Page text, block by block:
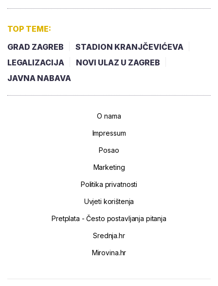
TOP TEME:
GRAD ZAGREB
STADION KRANJČEVIĆEVA
LEGALIZACIJA
NOVI ULAZ U ZAGREB
JAVNA NABAVA
O nama
Impressum
Posao
Marketing
Politika privatnosti
Uvjeti korištenja
Pretplata - Često postavljanja pitanja
Srednja.hr
Mirovina.hr